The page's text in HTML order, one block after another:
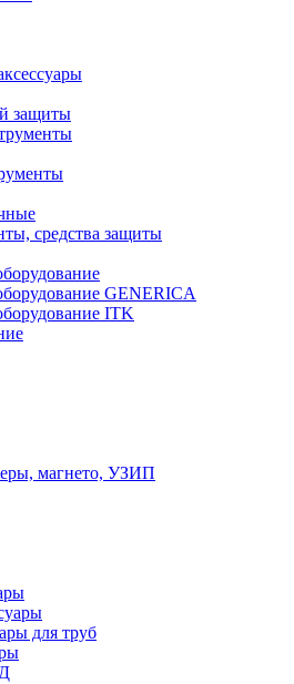
защиты
средства защиты
GENERICA
ITK
магнето, УЗИП
для труб